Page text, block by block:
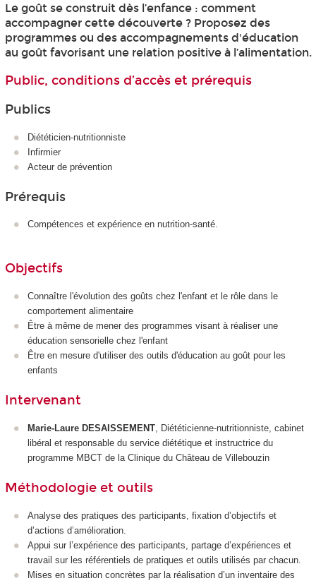
Le goût se construit dès l’enfance : comment
accompagner cette découverte ? Proposez des
programmes ou des accompagnements d'éducation
au goût favorisant une relation positive à l’alimentation.
Public, conditions d’accès et prérequis
Publics
Diététicien-nutritionniste
Infirmier
Acteur de prévention
Prérequis
Compétences et expérience en nutrition-santé.
Objectifs
Connaître l'évolution des goûts chez l'enfant et le rôle dans le
comportement alimentaire
Être à même de mener des programmes visant à réaliser une
éducation sensorielle chez l'enfant
Être en mesure d'utiliser des outils d'éducation au goût pour les
enfants
Intervenant
Marie-Laure DESAISSEMENT , Diététicienne-nutritionniste, cabinet
libéral et responsable du service diététique et instructrice du
programme MBCT de la Clinique du Château de Villebouzin
Méthodologie et outils
Analyse des pratiques des participants, fixation d’objectifs et
d’actions d’amélioration.
Appui sur l’expérience des participants, partage d’expériences et
travail sur les référentiels de pratiques et outils utilisés par chacun.
Mises en situation concrètes par la réalisation d’un inventaire des